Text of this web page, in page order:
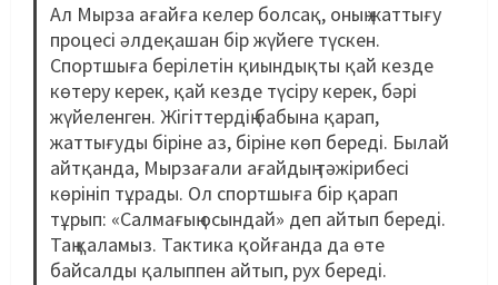
Ал Мырза ағайға келер болсақ, оның жаттығу
процесі әлдеқашан бір жүйеге түскен.
Спортшыға берілетін қиындықты қай кезде
көтеру керек, қай кезде түсіру керек, бәрі
жүйеленген. Жігіттердің бабына қарап,
жаттығуды біріне аз, біріне көп береді. Былай
айтқанда, Мырзағали ағайдың тәжірибесі
көрініп тұрады. Ол спортшыға бір қарап
тұрып: «Салмағың осындай» деп айтып береді.
Таң қаламыз. Тактика қойғанда да өте
байсалды қалыппен айтып, рух береді.